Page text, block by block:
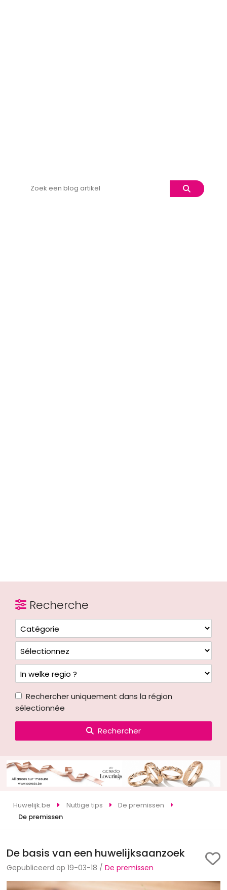
Recherche
Rechercher uniquement dans la région
sélectionnée
Rechercher
Huwelijk.be Nuttige tips
De premissen
De premissen
De basis van een huwelijksaanzoek
Gepubliceerd op 19-03-18 /De premissen